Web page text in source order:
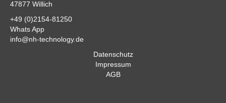
47877 Willich
+49 (0)2154-81250
Whats App
info@nh-technology.de
Datenschutz
Impressum
AGB